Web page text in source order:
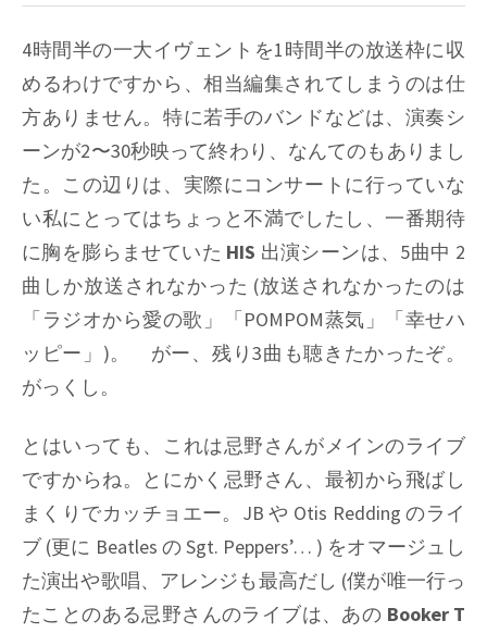
4時間半の一大イヴェントを1時間半の放送枠に収
めるわけですから、相当編集されてしまうのは仕
方ありません。特に若手のバンドなどは、演奏シ
ーンが2〜30秒映って終わり、なんてのもありまし
た。この辺りは、実際にコンサートに行っていな
い私にとってはちょっと不満でしたし、一番期待
に胸を膨らませていた HIS 出演シーンは、5曲中 2
曲しか放送されなかった (放送されなかったのは
「ラジオから愛の歌」「POMPOM蒸気」「幸せハ
ッピー」)。 がー、残り3曲も聴きたかったぞ。
がっくし。
とはいっても、これは忌野さんがメインのライブ
ですからね。とにかく忌野さん、最初から飛ばし
まくりでカッチョエー。JB や Otis Redding のライ
ブ (更に Beatles の Sgt. Peppers’… ) をオマージュし
た演出や歌唱、アレンジも最高だし (僕が唯一行っ
たことのある忌野さんのライブは、あの Booker T